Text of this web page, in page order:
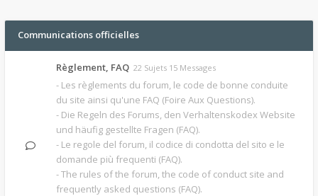
Communications officielles
Règlement, FAQ 22 Sujets 15 Messages
- Les règlements du forum, le code de bonne conduite
du site ainsi qu'une FAQ (Foire Aux Questions).
- Die Regeln des Forums, den Verhaltenskodex Website
und häufig gestellte Fragen (FAQ).
- Le regole del forum, il codice di condotta del sito e le
domande più frequenti (FAQ).
- The rules of the forum, the code of conduct site and
frequently asked questions (FAQ).